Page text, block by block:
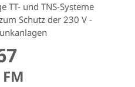
TT- und TNS-Systeme
Schutz der 230 V -